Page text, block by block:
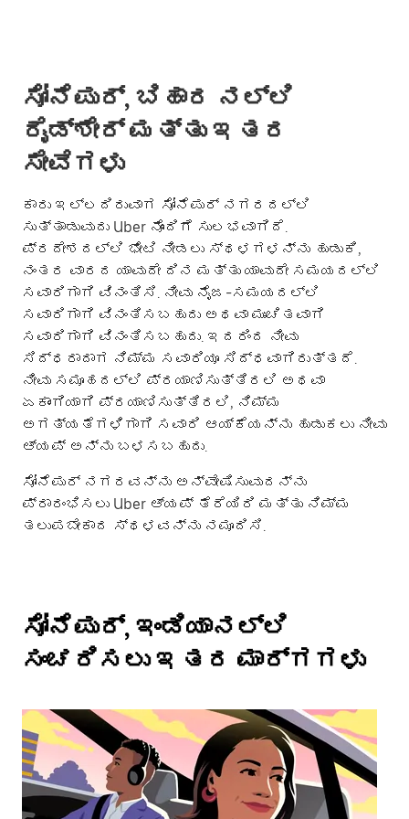
ಸೋನೆಪುರ್, ಬಿಹಾರ ನಲ್ಲಿ
ರೈಡ್‌ಶೇರ್ ಮತ್ತು ಇತರ
ಸೇವೆಗಳು
ಕಾರು ಇಲ್ಲದಿರುವಾಗ ಸೋನೆಪುರ್ ನಗರದಲ್ಲಿ
ಸುತ್ತಾಡುವುದು Uber ನೊಂದಿಗೆ ಸುಲಭವಾಗಿದೆ.
ಪ್ರದೇಶದಲ್ಲಿ ಭೇಟಿ ನೀಡಲು ಸ್ಥಳಗಳನ್ನು ಹುಡುಕಿ,
ನಂತರ ವಾರದ ಯಾವುದೇ ದಿನ ಮತ್ತು ಯಾವುದೇ ಸಮಯದಲ್ಲಿ
ಸವಾರಿಗಾಗಿ ವಿನಂತಿಸಿ. ನೀವು ನೈಜ-ಸಮಯದಲ್ಲಿ
ಸವಾರಿಗಾಗಿ ವಿನಂತಿಸಬಹುದು ಅಥವಾ ಮುಂಚಿತವಾಗಿ
ಸವಾರಿಗಾಗಿ ವಿನಂತಿಸಬಹುದು. ಇದರಿಂದ ನೀವು
ಸಿದ್ಧರಾದಾಗ ನಿಮ್ಮ ಸವಾರಿಯೂ ಸಿದ್ಧವಾಗಿರುತ್ತದೆ.
ನೀವು ಸಮೂಹದಲ್ಲಿ ಪ್ರಯಾಣಿಸುತ್ತಿರಲಿ ಅಥವಾ
ಏಕಾಂಗಿಯಾಗಿ ಪ್ರಯಾಣಿಸುತ್ತಿರಲಿ, ನಿಮ್ಮ
ಅಗತ್ಯತೆಗಳಿಗಾಗಿ ಸವಾರಿ ಆಯ್ಕೆಯನ್ನು ಹುಡುಕಲು ನೀವು
ಆ್ಯಪ್ ಅನ್ನು ಬಳಸಬಹುದು.
ಸೋನೆಪುರ್ ನಗರವನ್ನು ಅನ್ವೇಷಿಸುವುದನ್ನು
ಪ್ರಾರಂಭಿಸಲು Uber ಆ್ಯಪ್ ತೆರೆಯಿರಿ ಮತ್ತು ನಿಮ್ಮ
ತಲುಪಬೇಕಾದ ಸ್ಥಳವನ್ನು ನಮೂದಿಸಿ.
ಸೋನೆಪುರ್, ಇಂಡಿಯಾನಲ್ಲಿ
ಸಂಚರಿಸಲು ಇತರ ಮಾರ್ಗಗಳು